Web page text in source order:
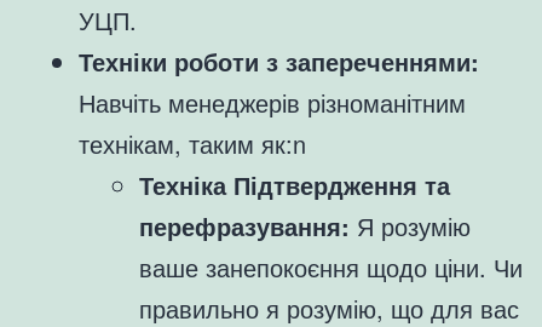
УЦП.
Техніки роботи з запереченнями:
Навчіть менеджерів різноманітним
технікам, таким як:n
Техніка Підтвердження та
перефразування: Я розумію
ваше занепокоєння щодо ціни. Чи
правильно я розумію, що для вас